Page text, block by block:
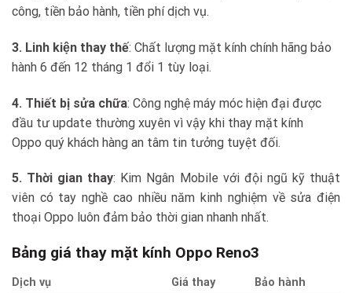
công, tiền bảo hành, tiền phí dịch vụ.
3. Linh kiện thay thế: Chất lượng mặt kính chính hãng bảo
hành 6 đến 12 tháng 1 đổi 1 tùy loại.
4. Thiết bị sửa chữa: Công nghệ máy móc hiện đại được
đầu tư update thường xuyên vì vậy khi thay mặt kính
Oppo quý khách hàng an tâm tin tưởng tuyệt đối.
5. Thời gian thay: Kim Ngân Mobile với đội ngũ kỹ thuật
viên có tay nghề cao nhiều năm kinh nghiệm về sửa điện
thoại Oppo luôn đảm bảo thời gian nhanh nhất.
Bảng giá thay mặt kính Oppo Reno3
Dịch vụ Giá thay
Bảo hành